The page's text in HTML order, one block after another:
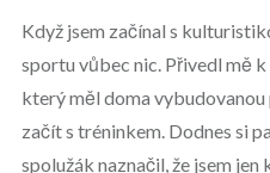
Když jsem začínal s
sportu vůbec nic. Přivedl mě
který měl doma vybudovanou
začít s tréninkem. Dodnes si
spolužák naznačil, že jsem